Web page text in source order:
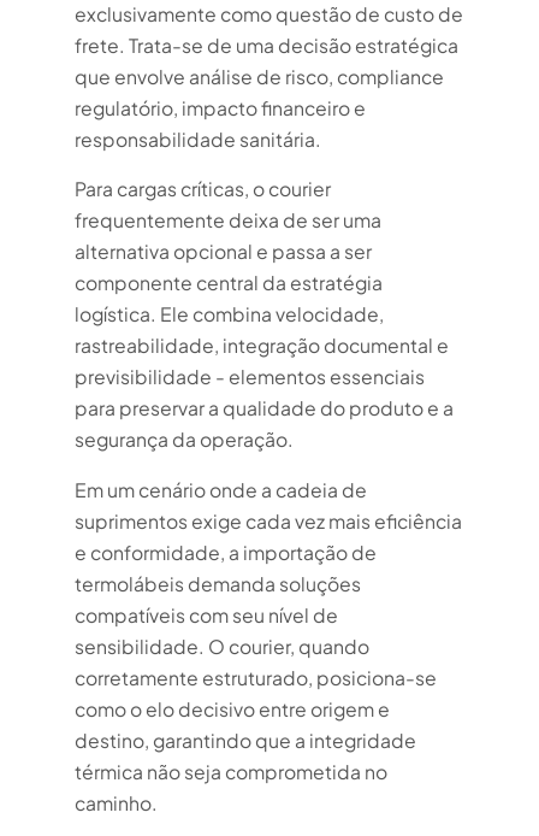
exclusivamente como questão de custo de
frete. Trata-se de uma decisão estratégica
que envolve análise de risco, compliance
regulatório, impacto financeiro e
responsabilidade sanitária.
Para cargas críticas, o courier
frequentemente deixa de ser uma
alternativa opcional e passa a ser
componente central da estratégia
logística. Ele combina velocidade,
rastreabilidade, integração documental e
previsibilidade - elementos essenciais
para preservar a qualidade do produto e a
segurança da operação.
Em um cenário onde a cadeia de
suprimentos exige cada vez mais eficiência
e conformidade, a importação de
termolábeis demanda soluções
compatíveis com seu nível de
sensibilidade. O courier, quando
corretamente estruturado, posiciona-se
como o elo decisivo entre origem e
destino, garantindo que a integridade
térmica não seja comprometida no
caminho.